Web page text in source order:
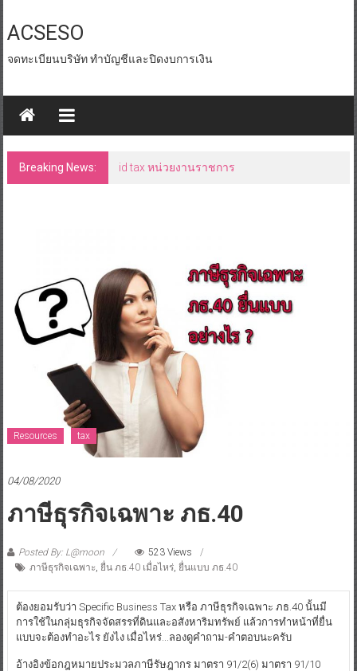
content
ACSESO
จดทะเบียนบริษัท ทำบัญชีและปิดงบการเงิน
Breaking News: id tax หน่วยงานราชการ
Resources tax
04/08/2020
ภาษีธุรกิจเฉพาะ ภธ.40
Posted By: L@moon
523 Views
ภาษีธุรกิจเฉพาะ ยื่น ภธ.40 เมื่อไหร่, ยื่นแบบ ภธ.40
ต้องยอมรับว่า Specific Business Tax หรือ ภาษีธุรกิจเฉพาะ ภธ.40 นั้นมี
การใช้ในกลุ่มธุรกิจจัดสรรที่ดินและอสังหาริมทรัพย์ แล้วการทำหน้าที่ยื่น
แบบจะต้องทำอะไร ยังไง เมื่อไหร่...ลองดูคำถาม-คำตอบนะครับ
อ้างอิงข้อกฎหมายประมวลภาษีรัษฎากร มาตรา 91/2(6) มาตรา 91/10